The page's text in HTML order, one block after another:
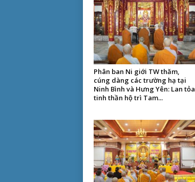
Phân ban Ni giới TW thăm,
cúng dàng các trường hạ tại
Ninh Bình và Hưng Yên: Lan tỏa
tinh thần hộ trì Tam...